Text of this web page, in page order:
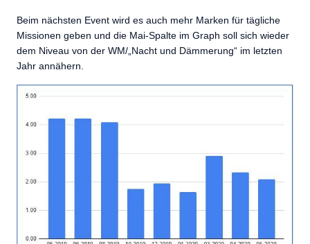
Beim nächsten Event wird es auch mehr Marken für tägliche
Missionen geben und die Mai-Spalte im Graph soll sich wieder
dem Niveau von der WM/„Nacht und Dämmerung“ im letzten
Jahr annähern.